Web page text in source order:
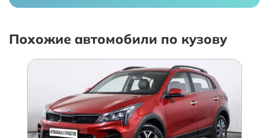
Похожие автомобили по кузову